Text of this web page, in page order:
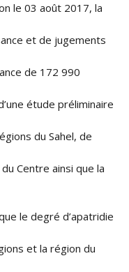
le 03 août 2017, la
et de jugements
de 172 990
étude préliminaire
du Sahel, de
Centre ainsi que la
le degré d’apatridie
et la région du